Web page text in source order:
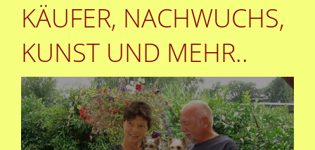
KÄUFER, NACHWUCHS,
KUNST UND MEHR..